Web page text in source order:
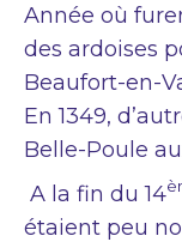
Année où
des ardoises
Beaufort-en-
En 1349,
Belle-Poule
A la fin du 14
étaient peu